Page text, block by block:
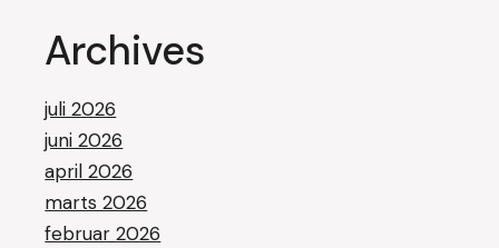
Archives
juli 2026
juni 2026
april 2026
marts 2026
februar 2026